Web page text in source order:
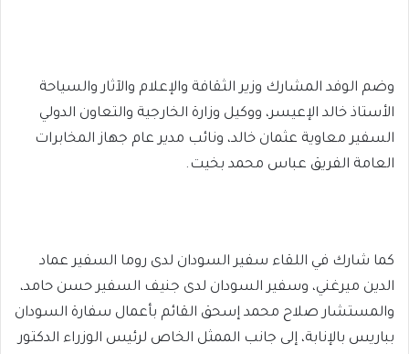
وضم الوفد المشارك وزير الثقافة والإعلام والآثار والسياحة
الأستاذ خالد الإعيسر، ووكيل وزارة الخارجية والتعاون الدولي
السفير معاوية عثمان خالد، ونائب مدير عام جهاز المخابرات
العامة الفريق عباس محمد بخيت.
كما شارك في اللقاء سفير السودان لدى روما السفير عماد
الدين ميرغني، وسفير السودان لدى جنيف السفير حسن حامد،
والمستشار صلاح محمد إسحق القائم بأعمال سفارة السودان
بباريس بالإنابة، إلى جانب الممثل الخاص لرئيس الوزراء الدكتور